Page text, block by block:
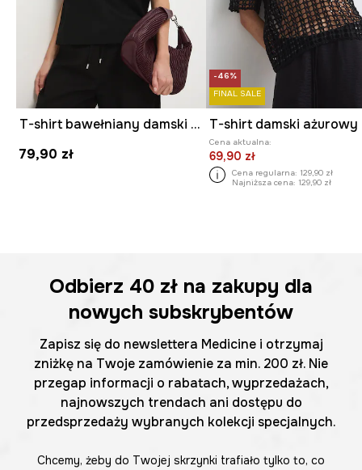
T-shirt bawełniany damski z elastanem z aplikacją
79,90 zł
-46%
FINAL SALE
T-shirt damski ażurowy
Cena aktualna:
69,90 zł
Cena regularna: 129,90 zł
Najniższa cena: 129,90 zł
Odbierz 40 zł na zakupy dla
nowych subskrybentów
Zapisz się do newslettera Medicine i otrzymaj
zniżkę na Twoje zamówienie za min. 200 zł. Nie
przegap informacji o rabatach, wyprzedażach,
najnowszych trendach ani dostępu do
przedsprzedaży wybranych kolekcji specjalnych.
Chcemy, żeby do Twojej skrzynki trafiało tylko to, co